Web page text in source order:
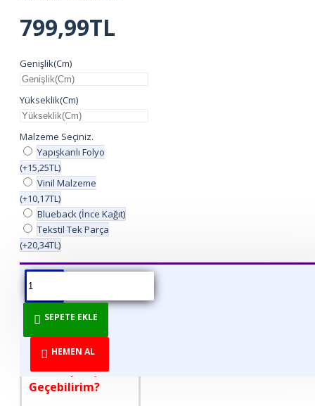
799,99TL
Genişlik(Cm)
Yükseklik(Cm)
Malzeme Seçiniz.
Yapışkanlı Folyo
(+15,25TL)
Vinil Malzeme
(+10,17TL)
Blueback (İnce Kağıt)
Tekstil Tek Parça
(+20,34TL)
SEPETE EKLE
HEMEN AL
ÜRÜN BILGISI ÜRÜN YORUMLARI
DİREKT ÜRETİCİDEN
TÜKETİCİYE!
Nasıl Sipariş
Geçebilirim?